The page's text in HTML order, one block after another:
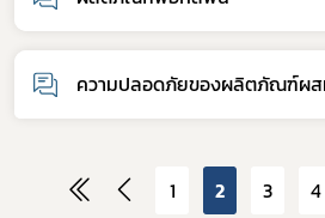
ความปลอดภัยของผลิตภัณฑ์ผ
1 2 3 4